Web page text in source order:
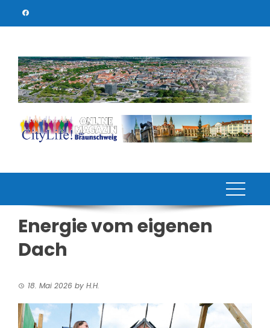
Energie vom eigenen
Dach
18. Mai 2026 by H.H.